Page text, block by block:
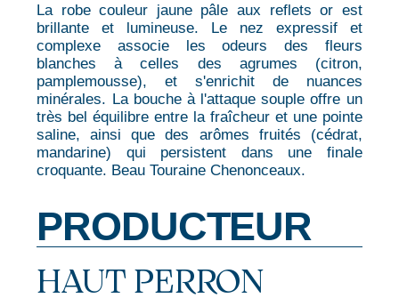
La robe couleur jaune pâle aux reflets or est
brillante et lumineuse. Le nez expressif et
complexe associe les odeurs des fleurs
blanches à celles des agrumes (citron,
pamplemousse), et s'enrichit de nuances
minérales. La bouche à l'attaque souple offre un
très bel équilibre entre la fraîcheur et une pointe
saline, ainsi que des arômes fruités (cédrat,
mandarine) qui persistent dans une finale
croquante. Beau Touraine Chenonceaux.
PRODUCTEUR
HAUT PERRON